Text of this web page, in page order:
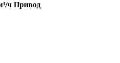
ч Привод